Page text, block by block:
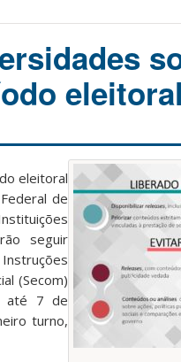
eleitoral
eleitoral
de
seguir
(Secom)
até 7 de
turno,